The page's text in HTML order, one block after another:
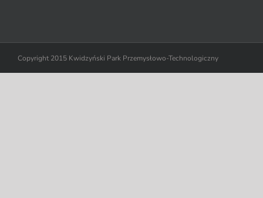
Copyright 2015 Kwidzyński Park Przemysłowo-Technologiczny